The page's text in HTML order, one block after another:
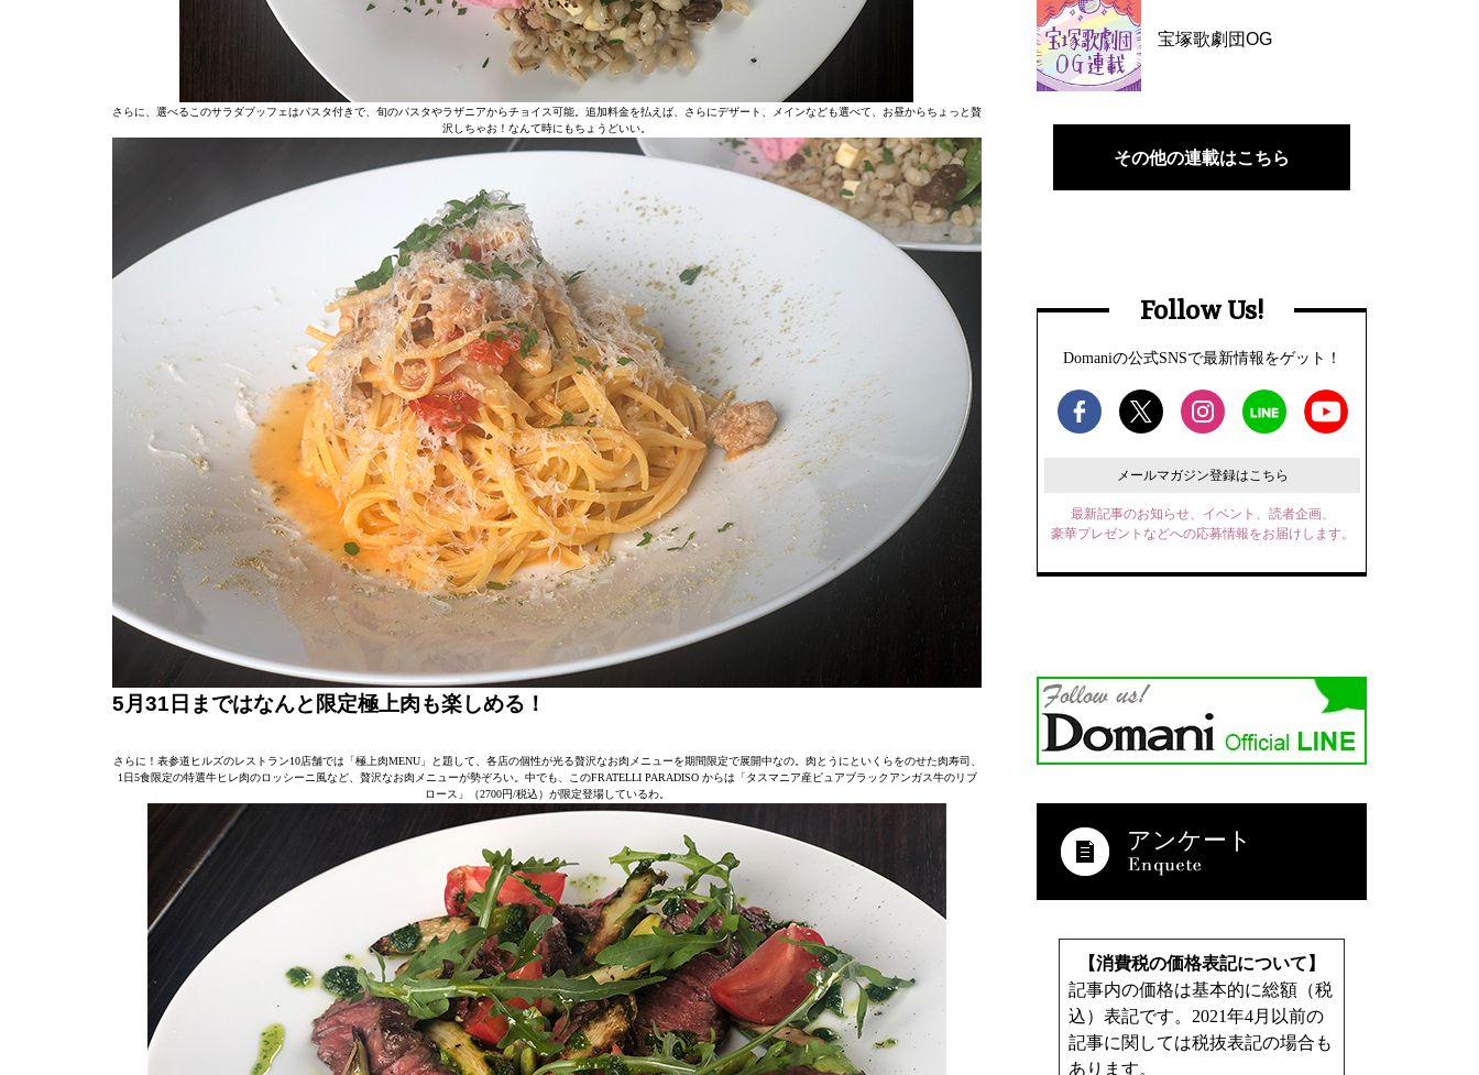
さらに、選べるこのサラダブッフェはパスタ付きで、旬のパスタやラザニアからチョイス可能。追加料金を払えば、さらにデザート、メインなども選べて、お昼からちょっと贅
沢しちゃお！なんて時にもちょうどいい。
5月31日まではなんと限定極上肉も楽しめる！
さらに！表参道ヒルズのレストラン10店舗では「極上肉MENU」と題して、各店の個性が光る贅沢なお肉メニューを期間限定で展開中なの。肉とうにといくらをのせた肉寿司、
1日5食限定の特選牛ヒレ肉のロッシーニ風など、贅沢なお肉メニューが勢ぞろい。中でも、このFRATELLI PARADISO からは「タスマニア産ピュアブラックアンガス牛のリブ
ロース」（2700円/税込）が限定登場しているわ。
宝塚歌劇団OG
その他の連載はこちら
Follow Us!
Domaniの公式SNSで最新情報をゲット！
メールマガジン登録はこちら
最新記事のお知らせ、イベント、読者企画、
豪華プレゼントなどへの応募情報をお届けします。
アンケート
【消費税の価格表記について】
記事内の価格は基本的に総額（税
込）表記です。2021年4月以前の
記事に関しては税抜表記の場合も
あります。